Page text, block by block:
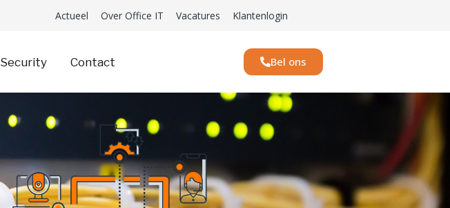
Actueel Over Office IT Vacatures Klantenlogin
Security Contact Bel ons